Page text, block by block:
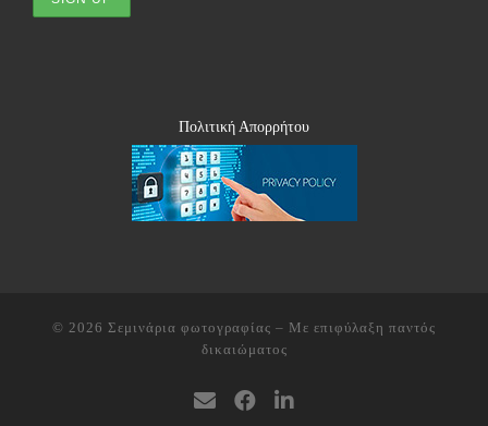
Πολιτική Απορρήτου
© 2026 Σεμινάρια φωτογραφίας – Με επιφύλαξη παντός
δικαιώματος